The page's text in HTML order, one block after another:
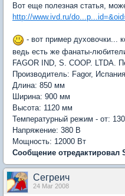
Вот еще полезная статья,
http://www.ivd.ru/
- вот пример духовочки...
ведь есть же фанаты-
FAGOR IND, S. COOP. LTDA.
Производитель: Fagor, Испания
Длина: 850 мм
Ширина: 900 мм
Высота: 1120 мм
Температурный режим - от:
Напряжение: 380 В
Мощность: 12000 Вт
Сообщение отредактировал
Сегреич
24 Mar 2008